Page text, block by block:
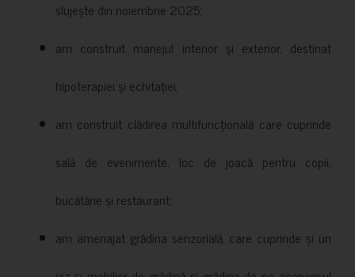
slujește din noiembrie 2025;
am construit manejul interior și exterior, destinat
hipoterapiei și echitației;
am construit clădirea multifuncțională care cuprinde
sală de evenimente, loc de joacă pentru copii,
bucătărie și restaurant;
am amenajat grădina senzorială, care cuprinde și un